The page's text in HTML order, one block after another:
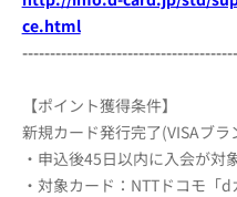
ce.html
【ポイント獲得条件】
新規カード発行完了(VISAブ
・申込後45日以内に入会が対
・対象カード：NTTドコモ「d